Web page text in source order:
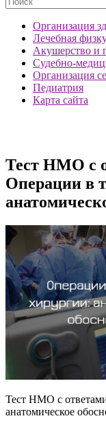
Организация
Лечебная
Акушерство и
Судебно-
Организация
Педиатрия
Карта сайта
Тест НМО с
Операции в
Тест НМО с
анатомическое